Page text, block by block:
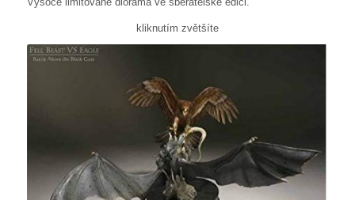
kliknutím zvětšíte